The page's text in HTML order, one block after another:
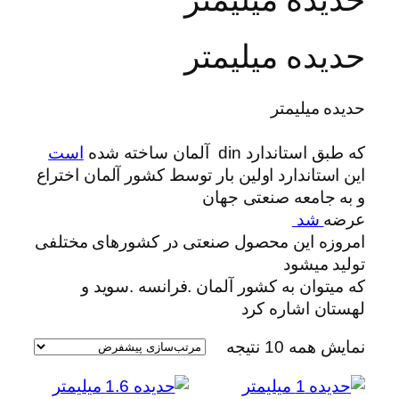
حدیده میلیمتر
حدیده میلیمتر
که طبق استاندارد din آلمان ساخته شده
است
این استاندارد اولین بار توسط کشور آلمان اختراع
و به جامعه صنعتی جهان
عرضه شد
امروزه این محصول صنعتی در کشورهای مختلفی
تولید میشود
که میتوان به کشور آلمان .فرانسه .سوید و
لهستان اشاره کرد
نمایش همه 10 نتیجه